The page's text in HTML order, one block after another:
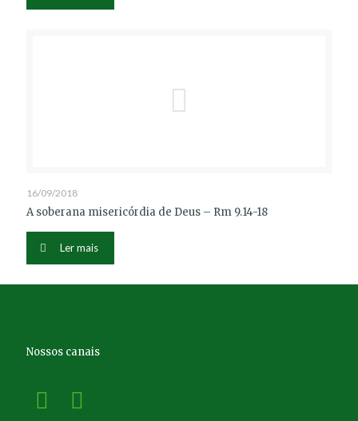
16/09/2018
A soberana misericórdia de Deus – Rm 9.14-18
Ler mais
Nossos canais